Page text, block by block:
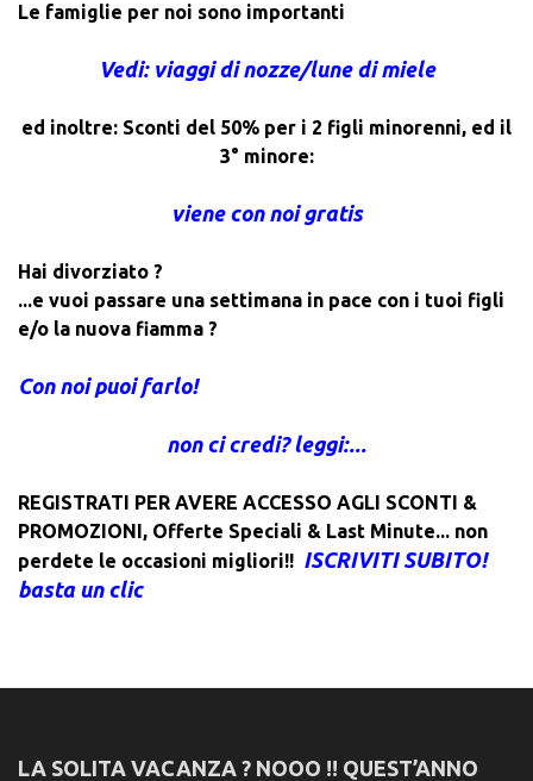
Le famiglie per noi sono importanti
Vedi: viaggi di nozze/lune di miele
ed inoltre: Sconti del 50% per i 2 figli minorenni, ed il
3° minore:
viene con noi gratis
Hai divorziato ?
...e vuoi passare una settimana in pace con i tuoi figli
e/o la nuova fiamma ?
Con noi puoi farlo!
non ci credi? leggi:...
REGISTRATI PER AVERE ACCESSO AGLI SCONTI &
PROMOZIONI, Offerte Speciali & Last Minute... non
perdete le occasioni migliori!! ISCRIVITI SUBITO!
basta un clic
LA SOLITA VACANZA ? NOOO !! QUEST’ANNO